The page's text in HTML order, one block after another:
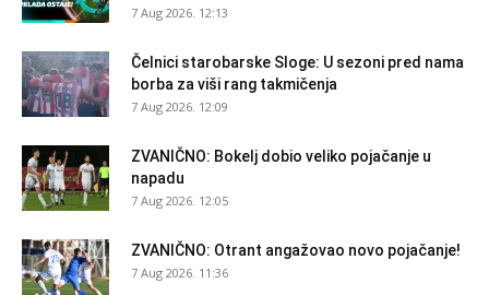
7 Aug 2026. 12:13
Čelnici starobarske Sloge: U sezoni pred nama
borba za viši rang takmičenja
7 Aug 2026. 12:09
ZVANIČNO: Bokelj dobio veliko pojačanje u
napadu
7 Aug 2026. 12:05
ZVANIČNO: Otrant angažovao novo pojačanje!
7 Aug 2026. 11:36